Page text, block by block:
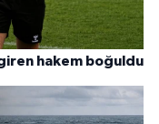
hakem boğuldu